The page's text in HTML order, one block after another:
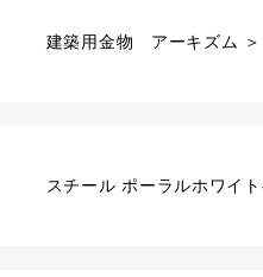
建築用金物 アーキズム
スチール ポーラルホワイ